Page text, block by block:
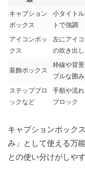
キャプション
ボックス
小タイト
トで強調
アイコンボッ
クス
左にアイ
の吹き出
装飾ボックス
枠線や背
プルな囲み
ステップブロ
ックなど
手順や流
ブロック
キャプションボック
み」として使える万
との使い分けがしや